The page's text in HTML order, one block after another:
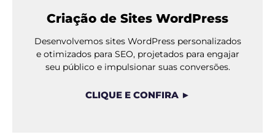
Criação de Sites WordPress
Desenvolvemos sites WordPress personalizados
e otimizados para SEO, projetados para engajar
seu público e impulsionar suas conversões.
CLIQUE E CONFIRA ►